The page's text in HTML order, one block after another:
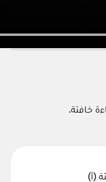
خافتة.
(أ)